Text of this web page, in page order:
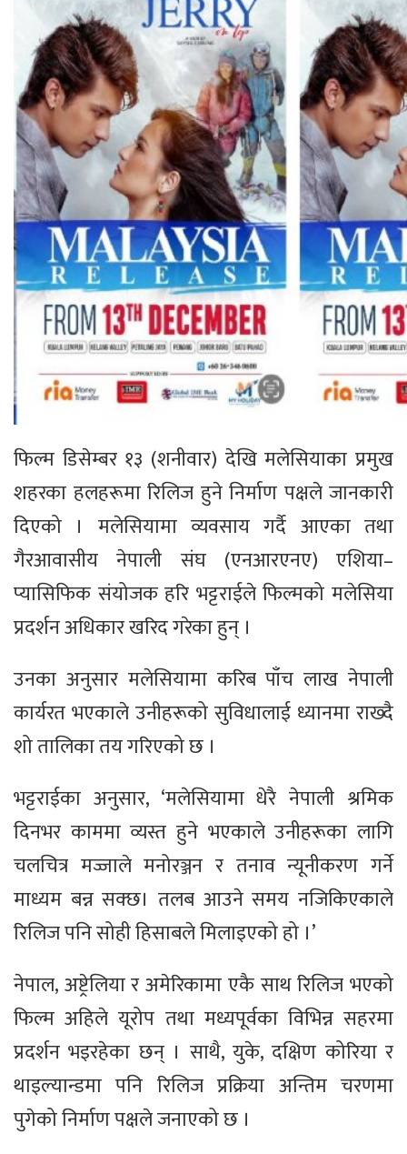
फिल्म डिसेम्बर १३ (शनीवार) देखि मलेसियाका प्रमुख
शहरका हलहरूमा रिलिज हुने निर्माण पक्षले जानकारी
दिएको । मलेसियामा व्यवसाय गर्दै आएका तथा
गैरआवासीय नेपाली संघ (एनआरएनए) एशिया–
प्यासिफिक संयोजक हरि भट्टराईले फिल्मको मलेसिया
प्रदर्शन अधिकार खरिद गरेका हुन् ।
उनका अनुसार मलेसियामा करिब पाँच लाख नेपाली
कार्यरत भएकाले उनीहरूको सुविधालाई ध्यानमा राख्दै
शो तालिका तय गरिएको छ ।
भट्टराईका अनुसार, ‘मलेसियामा धेरै नेपाली श्रमिक
दिनभर काममा व्यस्त हुने भएकाले उनीहरूका लागि
चलचित्र मज्जाले मनोरञ्जन र तनाव न्यूनीकरण गर्ने
माध्यम बन्न सक्छ। तलब आउने समय नजिकिएकाले
रिलिज पनि सोही हिसाबले मिलाइएको हो ।’
नेपाल, अष्ट्रेलिया र अमेरिकामा एकै साथ रिलिज भएको
फिल्म अहिले यूरोप तथा मध्यपूर्वका विभिन्न सहरमा
प्रदर्शन भइरहेका छन् । साथै, युके, दक्षिण कोरिया र
थाइल्यान्डमा पनि रिलिज प्रक्रिया अन्तिम चरणमा
पुगेको निर्माण पक्षले जनाएको छ ।